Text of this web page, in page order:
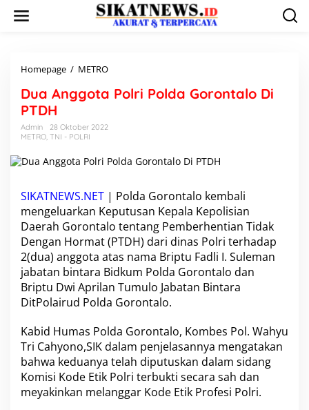
Homepage / METRO
a
o
t
P
o
l
r
i
P
o
l
d
a
o
r
o
n
t
a
Dua Anggota Polri Polda Gorontalo Di
PTDH
Admin
28 Oktober 2022
METRO, TNI - POLRI
SIKATNEWS.NET | Polda Gorontalo kembali
mengeluarkan Keputusan Kepala Kepolisian
Daerah Gorontalo tentang Pemberhentian Tidak
Dengan Hormat (PTDH) dari dinas Polri terhadap
2(dua) anggota atas nama Briptu Fadli I. Suleman
jabatan bintara Bidkum Polda Gorontalo dan
Briptu Dwi Aprilan Tumulo Jabatan Bintara
DitPolairud Polda Gorontalo.
Kabid Humas Polda Gorontalo, Kombes Pol. Wahyu
Tri Cahyono,SIK dalam penjelasannya mengatakan
bahwa keduanya telah diputuskan dalam sidang
Komisi Kode Etik Polri terbukti secara sah dan
meyakinkan melanggar Kode Etik Profesi Polri.